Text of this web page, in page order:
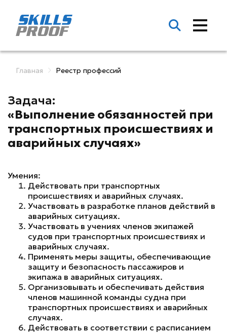
Главная Реестр профессий
Задача:
«Выполнение обязанностей при
транспортных происшествиях и
аварийных случаях»
Умения:
Действовать при транспортных
происшествиях и аварийных случаях.
Участвовать в разработке планов действий в
аварийных ситуациях.
Участвовать в учениях членов экипажей
судов при транспортных происшествиях и
аварийных случаях.
Применять меры защиты, обеспечивающие
защиту и безопасность пассажиров и
экипажа в аварийных ситуациях.
Организовывать и обеспечивать действия
членов машинной команды судна при
транспортных происшествиях и аварийных
случаях.
Действовать в соответствии с расписанием